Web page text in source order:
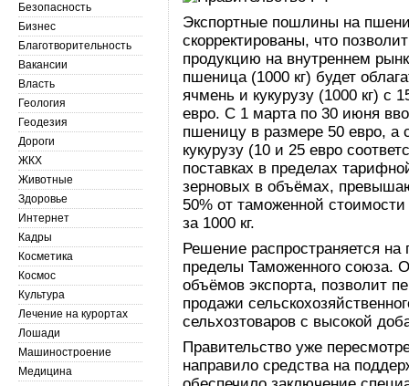
Экспортные пошлины на
скорректированы, что
продукцию на внутреннем
пшеница (1000 кг) будет
ячмень и кукурузу (1000 кг) с
евро. С 1 марта по 30 июня
пшеницу в размере 50 евро, а
кукурузу (10 и 25 евро
поставках в пределах
зерновых в объёмах,
50% от таможенной
за 1000 кг.
Решение распространяется
пределы Таможенного союза.
объёмов экспорта, позволит
продажи
сельхозтоваров с высокой
Правительство уже
направило средства на
Безопасность
Бизнес
Благотворительность
Вакансии
Власть
Геология
Геодезия
Дороги
ЖКХ
Животные
Здоровье
Интернет
Кадры
Косметика
Космос
Культура
Лечение на курортах
Лошади
Машиностроение
Медицина